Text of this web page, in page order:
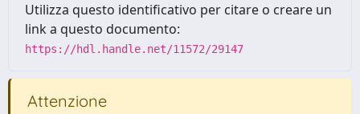
Utilizza questo identificativo per citare o creare un
link a questo documento:
https://hdl.handle.net/11572/29147
Attenzione